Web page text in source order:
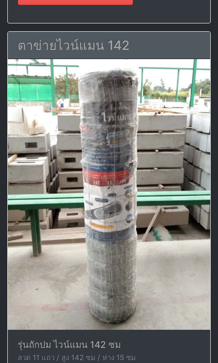
ตาข่ายไวน์แมน 142
รุ่นถักปม ไวน์แมน 142 ซม
ลวด 11 แถว / สูง 142 ซม / ห่าง 15 ซม